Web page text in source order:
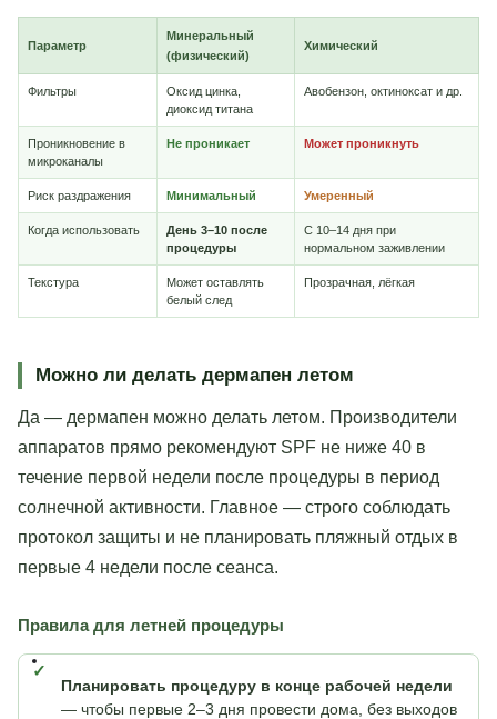
Параметр
Минеральный
(физический)
Химический
Фильтры
Оксид цинка,
диоксид титана
Авобензон, октиноксат и др.
Проникновение в
микроканалы
Не проникает Может проникнуть
Риск раздражения Минимальный Умеренный
Когда использовать
День 3–10 после
процедуры
С 10–14 дня при
нормальном заживлении
Текстура
Может оставлять
белый след
Прозрачная, лёгкая
Можно ли делать дермапен летом
Да — дермапен можно делать летом. Производители
аппаратов прямо рекомендуют SPF не ниже 40 в
течение первой недели после процедуры в период
солнечной активности. Главное — строго соблюдать
протокол защиты и не планировать пляжный отдых в
первые 4 недели после сеанса.
Правила для летней процедуры
Планировать процедуру в конце рабочей недели
— чтобы первые 2–3 дня провести дома, без выходов